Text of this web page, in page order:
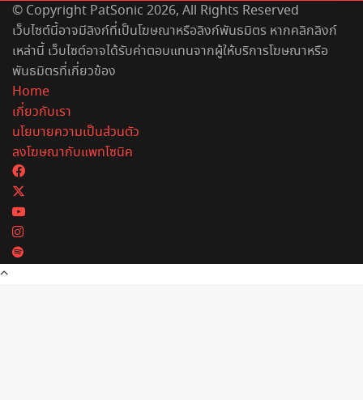
© Copyright PatSonic 2026, All Rights Reserved
เว็บไซต์นี้อาจมีลิงก์ที่เป็นโฆษณาหรือลิงก์พันธมิตร หากคลิกลิงก์
เหล่านี้ เว็บไซต์อาจได้รับค่าตอบแทนจากผู้ให้บริการโฆษณาหรือ
พันธมิตรที่เกี่ยวข้อง
Home
เกี่ยวกับเรา
นโยบายความเป็นส่วนตัว
ลงโฆษณากับแพทโซนิค